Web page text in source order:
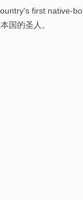
's first native-
国的圣人。